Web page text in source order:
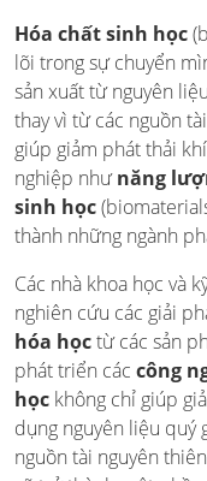
Hóa chất sinh học
lõi trong sự chuyển
sản xuất từ nguyên
thay vì từ các nguồn
giúp giảm phát thải
nghiệp nhưnăng
sinh học
thành những ngành
Các nhà khoa học và
nghiên cứu các giải
hóa họctừ các sản
phát triển các công
học không chỉ giúp
dụng nguyên liệu quý
nguồn tài nguyên